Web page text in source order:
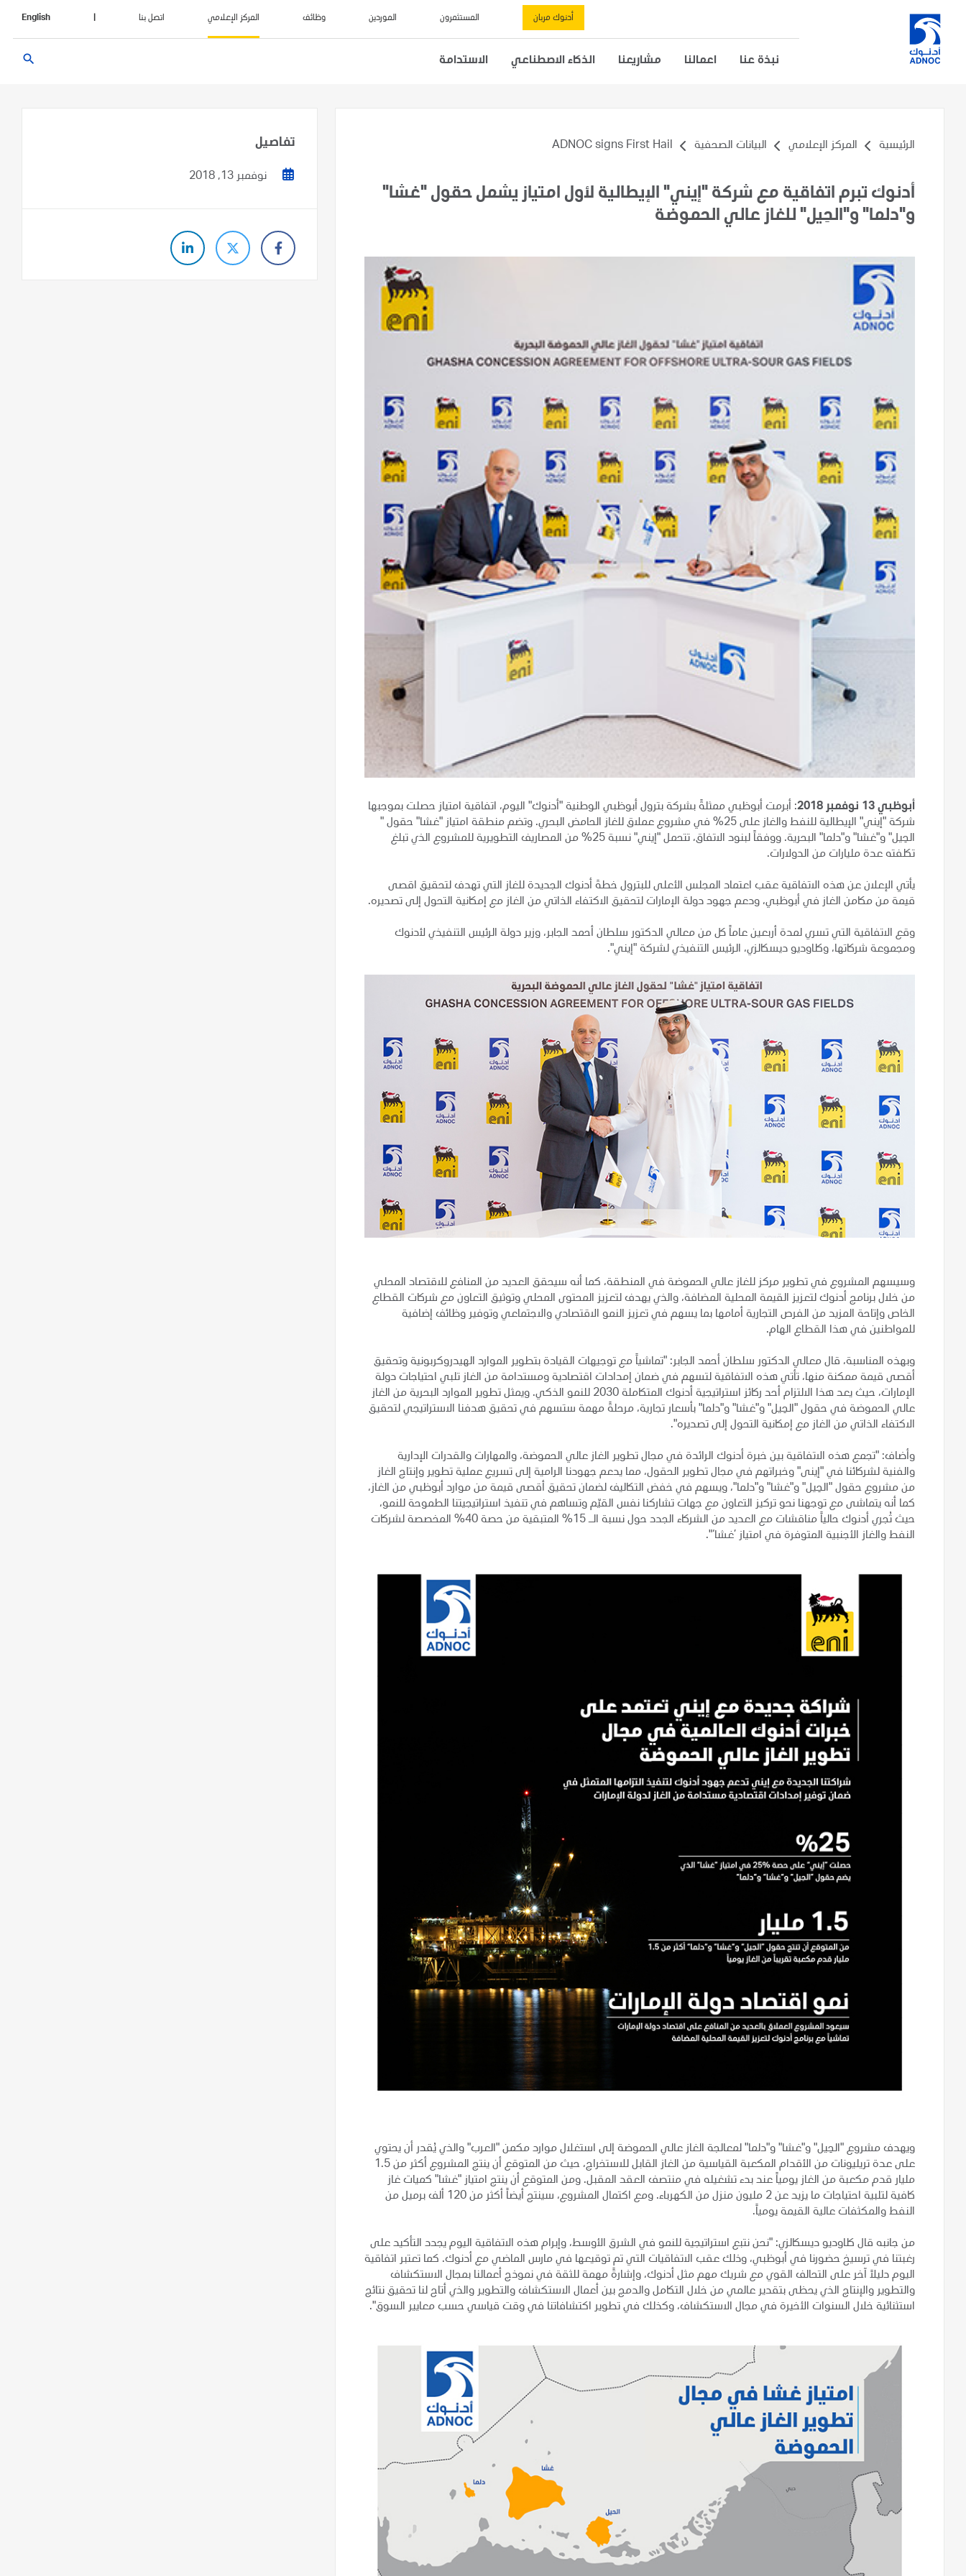
أدنوك مربان المستثمرون الموردين وظائف المركز الإعلامي اتصل بنا English
نبذة عنا اعمالنا مشاريعنا الذكاء الاصطناعي الاستدامة search
الرئيسية المركز الإعلامي البيانات الصحفية ADNOC signs First Hail
أدنوك تبرم اتفاقية مع شركة "إيني" الإيطالية لأول امتياز يشمل حقول "غشا"
و"دلما" و"الحِيل" للغاز عالي الحموضة
أبوظبي 13 نوفمبر 2018
: أبرمت أبوظبي ممثلةً بشركة بترول أبوظبي الوطنية "أدنوك" اليوم، اتفاقية امتياز حصلت بموجبها
شركة "إيني" الإيطالية للنفط والغاز على 25% في مشروع عملاق للغاز الحامض البحري. وتضم منطقة امتياز "غشا" حقول "
الحِيل" و"غشا" و"دلما" البحرية. ووفقاً لبنود الاتفاق، تتحمل "إيني" نسبة 25% من المصاريف التطويرية للمشروع الذي تبلغ
تكلفته عدة مليارات من الدولارات.
يأتي الإعلان عن هذه الاتفاقية عقب اعتماد المجلس الأعلى للبترول خطةَ أدنوك الجديدة للغاز التي تهدف لتحقيق اقصى
قيمة من مكامن الغاز في أبوظبي، ودعم جهود دولة الإمارات لتحقيق الاكتفاء الذاتي من الغاز مع إمكانية التحول إلى تصديره.
وقع الاتفاقية التي تسري لمدة أربعين عاماً كل من معالي الدكتور سلطان أحمد الجابر، وزير دولة الرئيس التنفيذي لأدنوك
ومجموعة شركاتها، وكلاوديو ديسكالزي، الرئيس التنفيذي لشركة "إيني".
وسيسهم المشروع في تطوير مركز للغاز عالي الحموضة في المنطقة، كما أنه سيحقق العديد من المنافع للاقتصاد المحلي
من خلال برنامج أدنوك لتعزيز القيمة المحلية المضافة، والذي يهدف لتعزيز المحتوى المحلي وتوثيق التعاون مع شركات القطاع
الخاص وإتاحة المزيد من الفرص التجارية أمامها بما يسهم في تعزيز النمو الاقتصادي والاجتماعي وتوفير وظائف إضافية
للمواطنين في هذا القطاع الهام.
وبهذه المناسبة، قال معالي الدكتور سلطان أحمد الجابر: "تماشياً مع توجيهات القيادة بتطوير الموارد الهيدروكربونية وتحقيق
أقصى قيمة ممكنة منها، تأتي هذه الاتفاقية لتسهم في ضمان إمدادات اقتصادية ومستدامة من الغاز تلبي احتياجات دولة
الإمارات، حيث يعد هذا الالتزام أحد ركائز استراتيجية أدنوك المتكاملة 2030 للنمو الذكي. ويمثل تطوير الموارد البحرية من الغاز
عالي الحموضة في حقول "الحِيل" و"غشا" و"دلما" بأسعار تجارية، مرحلةً مهمة ستسهم في تحقيق هدفنا الاستراتيجي لتحقيق
الاكتفاء الذاتي من الغاز مع إمكانية التحول إلى تصديره".
وأضاف: "تجمع هذه الاتفاقية بين خبرة أدنوك الرائدة في مجال تطوير الغاز عالي الحموضة، والمهارات والقدرات الإدارية
والفنية لشركائنا في "إينى" وخبراتهم في مجال تطوير الحقول، مما يدعم جهودنا الرامية إلى تسريع عملية تطوير وإنتاج الغاز
من مشروع حقول "الحِيل" و"غشا" و"دلما"، ويسهم في خفض التكاليف لضمان تحقيق أقصى قيمة من موارد أبوظبي من الغاز،
كما أنه يتماشى مع توجهنا نحو تركيز التعاون مع جهات تشاركنا نفس القيّم وتساهم في تنفيذ استراتيجيتنا الطموحة للنمو،
حيث تُجري أدنوك حالياً مناقشات مع العديد من الشركاء الجدد حول نسبة الـ 15% المتبقية من حصة 40% المخصصة لشركات
النفط والغاز الأجنبية المتوفرة في امتياز ’غشا‘".
ويهدف مشروع "الحِيل" و"غشا" و"دلما" لمعالجة الغاز عالي الحموضة إلى استغلال موارد مكمن "العرب" والذي يُقدر أن يحتوي
على عدة تريليونات من الأقدام المكعبة القياسية من الغاز القابل للاستخراج، حيث من المتوقع أن ينتج المشروع أكثر من 1.5
مليار قدم مكعبة من الغاز يومياً عند بدء تشغيله في منتصف العقد المقبل. ومن المتوقع أن ينتج امتياز "غشا" كميات غاز
كافية لتلبية احتياجات ما يزيد عن 2 مليون منزل من الكهرباء. ومع اكتمال المشروع، سينتج أيضاً أكثر من 120 ألف برميل من
النفط والمكثفات عالية القيمة يومياً.
من جانبه قال كلاوديو ديسكالزي: "نحن نتبع استراتيجية للنمو في الشرق الأوسط، وإبرام هذه الاتفاقية اليوم يجدد التأكيد على
رغبتنا في ترسيخ حضورنا في أبوظبي، وذلك عقب الاتفاقيات التي تم توقيعها في مارس الماضي مع أدنوك. كما تعتبر اتفاقية
اليوم دليلاً آخر على التحالف القوي مع شريك مهم مثل أدنوك، وإشارةً مهمة للثقة في نموذج أعمالنا بمجال الاستكشاف
والتطوير والإنتاج الذي يحظى بتقدير عالمي من خلال التكامل والدمج بين أعمال الاستكشاف والتطوير والذي أتاح لنا تحقيق نتائج
استثنائية خلال السنوات الأخيرة في مجال الاستكشاف، وكذلك في تطوير اكتشافاتنا في وقت قياسي حسب معايير السوق".
تفاصيل
نوفمبر 13, 2018